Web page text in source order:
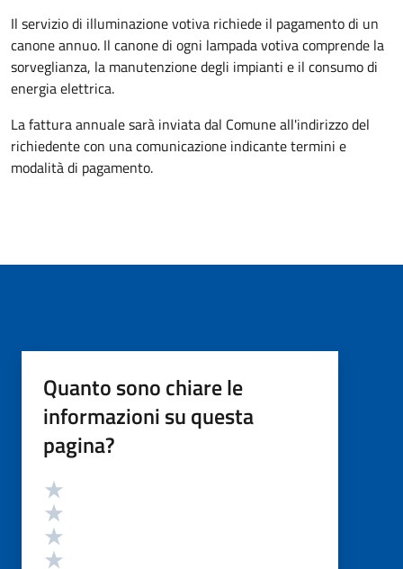
Il servizio di illuminazione votiva richiede il pagamento di un
canone annuo. Il canone di ogni lampada votiva comprende la
sorveglianza, la manutenzione degli impianti e il consumo di
energia elettrica.
La fattura annuale sarà inviata dal Comune all'indirizzo del
richiedente con una comunicazione indicante termini e
modalità di pagamento.
Quanto sono chiare le
informazioni su questa
pagina?
Valutazione